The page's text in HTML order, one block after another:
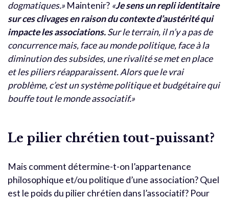
dogmatiques.» Maintenir? «Je sens un repli identitaire
sur ces clivages en raison du contexte d’austérité qui
impacte les associations.Sur le terrain, il n’y a pas de
concurrence mais, face au monde politique, face à la
diminution des subsides, une rivalité se met en place
et les piliers réapparaissent. Alors que le vrai
problème, c’est un système politique et budgétaire qui
bouffe tout le monde associatif.»
Le pilier chrétien tout-puissant?
Mais comment détermine-t-on l’appartenance
philosophique et/ou politique d’une association? Quel
est le poids du pilier chrétien dans l’associatif? Pour